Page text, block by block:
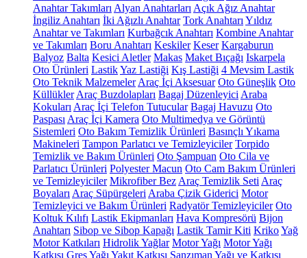
Anahtar Takımları Alyan Anahtarları Açık Ağız Anahtar
İngiliz Anahtarı İki Ağızlı Anahtar Tork Anahtarı Yıldız
Anahtar ve Takımları Kurbağcık Anahtarı Kombine Anahtar
ve Takımları Boru Anahtarı Keskiler Keser Kargaburun
Balyoz Balta Kesici Aletler Makas Maket Bıçağı Iskarpela
Oto Ürünleri LastikYaz Lastiği Kış Lastiği 4 Mevsim Lastik
Oto Teknik Malzemeler Araç İçi Aksesuar Oto Güneşlik Oto
Küllükler Araç Buzdolapları Bagaj Düzenleyici Araba
Kokuları Araç İçi Telefon Tutucular Bagaj Havuzu Oto
Paspası Araç İçi Kamera Oto Multimedya ve Görüntü
Sistemleri Oto Bakım Temizlik Ürünleri Basınçlı Yıkama
Makineleri Tampon Parlatıcı ve Temizleyiciler Torpido
Temizlik ve Bakım Ürünleri Oto Şampuan Oto Cila ve
Parlatıcı Ürünleri Polyester Macun Oto Cam Bakım Ürünleri
ve Temizleyiciler Mikrofiber Bez Araç Temizlik Seti Araç
Boyaları Araç Süpürgeleri Araba Çizik Giderici Motor
Temizleyici ve Bakım Ürünleri Radyatör Temizleyiciler Oto
Koltuk Kılıfı Lastik Ekipmanları Hava Kompresörü Bijon
Anahtarı Sibop ve Sibop Kapağı Lastik Tamir Kiti KrikoYağ
Motor Katkıları Hidrolik Yağlar Motor Yağı Motor Yağı
Katkısı Gres Yağı Yakıt Katkısı Şanzıman Yağı ve Katkısı